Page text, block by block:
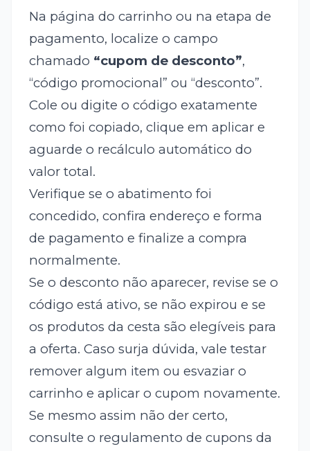
Na página do carrinho ou na etapa de
pagamento, localize o campo
chamado “cupom de desconto”,
“código promocional” ou “desconto”.
Cole ou digite o código exatamente
como foi copiado, clique em aplicar e
aguarde o recálculo automático do
valor total.
Verifique se o abatimento foi
concedido, confira endereço e forma
de pagamento e finalize a compra
normalmente.
Se o desconto não aparecer, revise se o
código está ativo, se não expirou e se
os produtos da cesta são elegíveis para
a oferta. Caso surja dúvida, vale testar
remover algum item ou esvaziar o
carrinho e aplicar o cupom novamente.
Se mesmo assim não der certo,
consulte o regulamento de cupons da